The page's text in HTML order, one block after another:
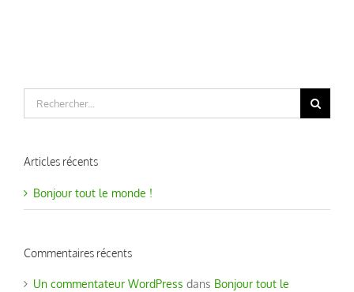
Articles récents
Bonjour tout le monde !
Commentaires récents
Un commentateur WordPress dans Bonjour tout le